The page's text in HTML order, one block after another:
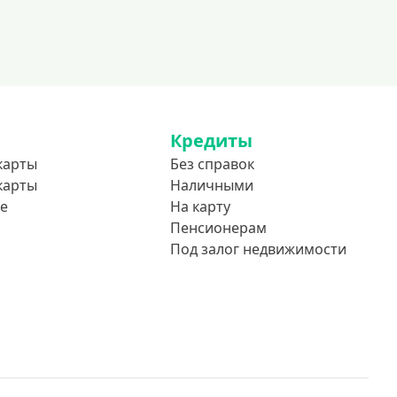
Кредиты
Без справок
Наличными
На карту
Пенсионерам
Под залог недвижимости